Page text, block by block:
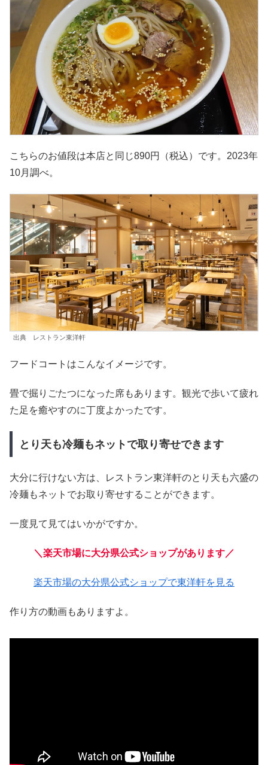
こちらのお値段は本店と同じ890円（税込）です。2023年
10月調べ。
出典 レストラン東洋軒
フードコートはこんなイメージです。
畳で掘りごたつになった席もあります。観光で歩いて疲れ
た足を癒やすのに丁度よかったです。
とり天も冷麺もネットで取り寄せできます
大分に行けない方は、レストラン東洋軒のとり天も六盛の
冷麺もネットでお取り寄せすることができます。
一度見て見てはいかがですか。
＼楽天市場に大分県公式ショップがあります／
楽天市場の大分県公式ショップで東洋軒を見る
作り方の動画もありますよ。